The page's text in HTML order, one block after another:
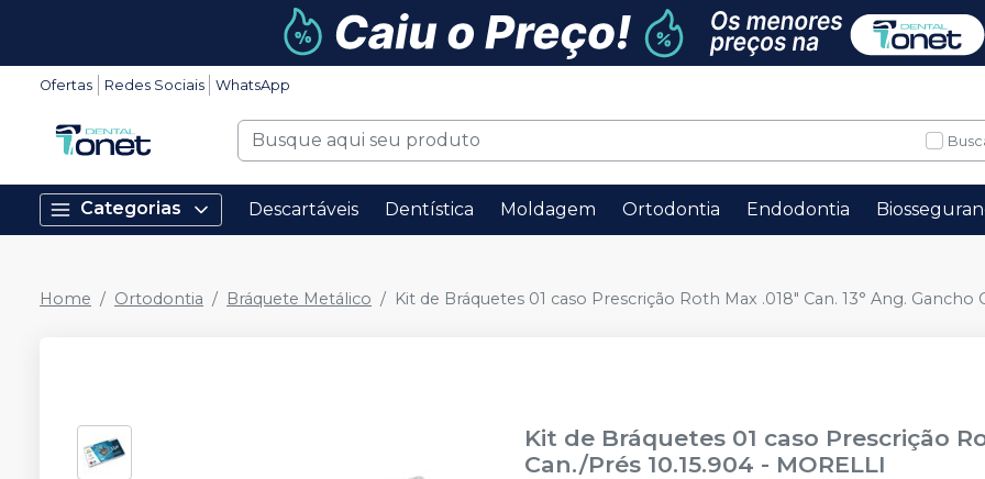
Ofertas Redes Sociais WhatsApp
Categorias Descartáveis Dentística Moldagem Ortodontia Endodontia
Home Ortodontia Bráquete Metálico Kit de Bráquetes 01 caso Prescrição Roth Max .018" Can. 13° Ang. Gancho
Kit de Bráquetes 01 caso Prescrição
Can./Prés 10.15.904 - MORELLI